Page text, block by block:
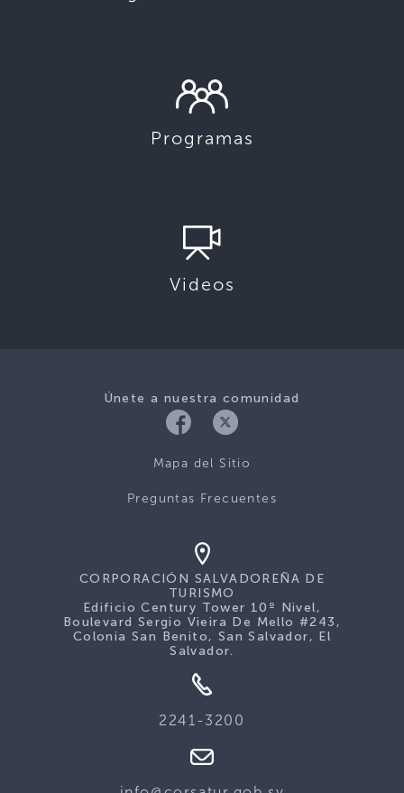
Programas
Videos
Únete a nuestra comunidad
Mapa del Sitio
Preguntas Frecuentes
CORPORACIÓN SALVADOREÑA DE
TURISMO
Edificio Century Tower 10º Nivel,
Boulevard Sergio Vieira De Mello #243,
Colonia San Benito, San Salvador, El
Salvador.
2241-3200